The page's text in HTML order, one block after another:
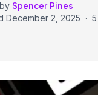
Spencer Pines
December 2, 2025 ·